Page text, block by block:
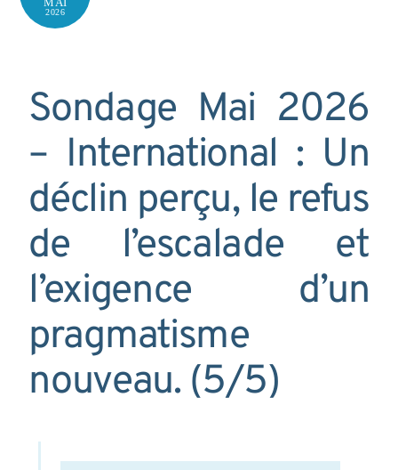
2026
Sondage Mai 2026
– International : Un
déclin perçu, le refus
de l’escalade et
l’exigence d’un
pragmatisme
nouveau. (5/5)